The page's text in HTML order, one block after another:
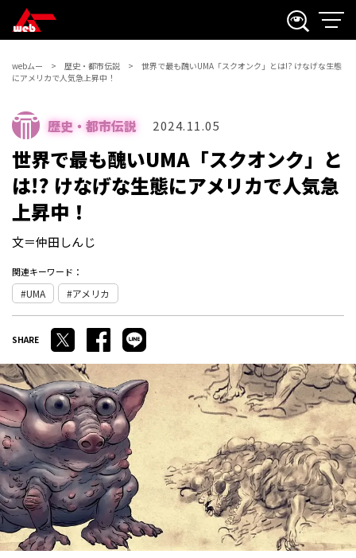
webムー 歴史・都市伝説
世界で最も醜いUMA「スクオンク」とは!? けなげな生態
にアメリカで人気急上昇中！
歴史・都市伝説 2024.11.05
世界で最も醜いUMA「スクオンク」と
は!? けなげな生態にアメリカで人気急
上昇中！
文＝仲田しんじ
関連キーワード：
UMA アメリカ